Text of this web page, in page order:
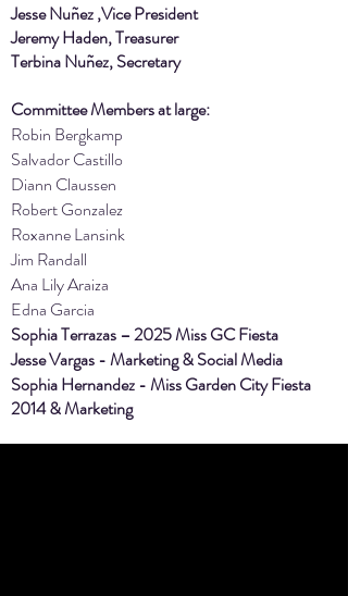
Jesse Nuñez ,Vice President
Jeremy Haden,Treasurer
Terbina Nuñez, Secretary
CommitteeMembers at large:
Robin Bergkamp
Salvador Castillo
Diann Claussen
Robert Gonzalez
Roxanne Lansink
Jim Randall
Ana Lily Araiza
Edna Garcia
Sophia Terrazas – 2025 Miss GC Fiesta
Jesse Vargas - Marketing & Social Media
Sophia Hernandez - Miss Garden City Fiesta
2014 & Marketing